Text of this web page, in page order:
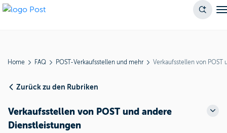
Home FAQ POST-Verkaufsstellen und mehr Verkaufsstellen von
Zurück zu den Rubriken
Verkaufsstellen von POST und andere
Dienstleistungen